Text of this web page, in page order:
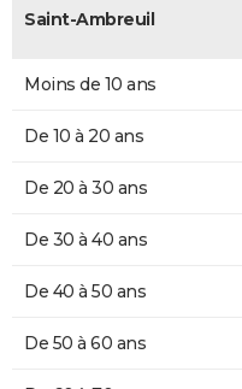
Saint-Ambreuil
Moins de 10 ans
De 10 à 20 ans
De 20 à 30 ans
De 30 à 40 ans
De 40 à 50 ans
De 50 à 60 ans